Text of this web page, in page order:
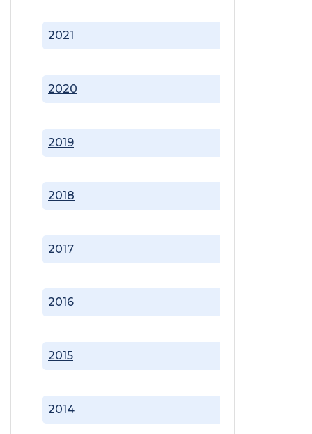
2014
2015
2016
2017
2018
2019
2020
2021